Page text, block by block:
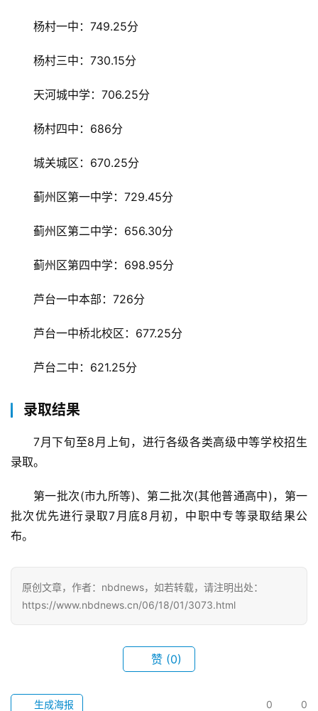
观
察
关
们
务
导
航
杨村一中：749.25分
杨村三中：730.15分
天河城中学：706.25分
杨村四中：686分
城关城区：670.25分
蓟州区第一中学：729.45分
蓟州区第二中学：656.30分
蓟州区第四中学：698.95分
芦台一中本部：726分
芦台一中桥北校区：677.25分
芦台二中：621.25分
录取结果
7月下旬至8月上旬，进行各级各类高级中等学校招生
录取。
第一批次(市九所等)、第二批次(其他普通高中)，第一
批次优先进行录取7月底8月初，中职中专等录取结果公
布。
原创文章，作者：nbdnews，如若转载，请注明出处：
https://www.nbdnews.cn/06/18/01/3073.html
赞 (0)
0 0
生成海报